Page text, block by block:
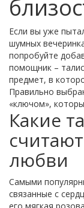
Если вы уже
шумных
попробуйте
помощник –
предмет, в
Правильно
«ключом»,
Какие
любви
Самыми
связанные с